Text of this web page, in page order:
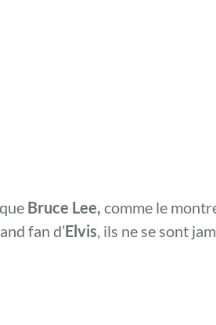
Bruce Lee, comme le
fan d’Elvis, ils ne se sont